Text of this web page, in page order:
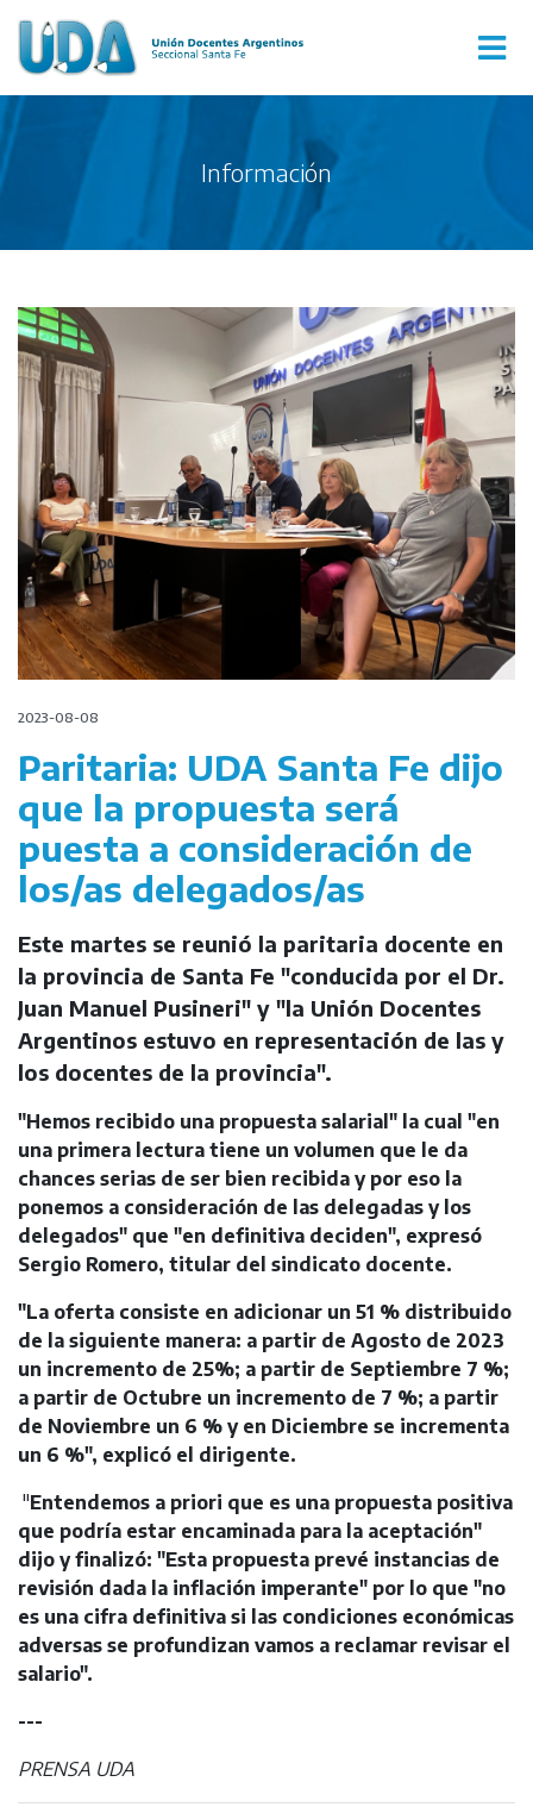
Información
2023-08-08
Paritaria: UDA Santa Fe dijo
que la propuesta será
puesta a consideración de
los/as delegados/as
Este martes se reunió la paritaria docente en
la provincia de Santa Fe "conducida por el Dr.
Juan Manuel Pusineri" y "la Unión Docentes
Argentinos estuvo en representación de las y
los docentes de la provincia".
"Hemos recibido una propuesta salarial" la cual "en
una primera lectura tiene un volumen que le da
chances serias de ser bien recibida y por eso la
ponemos a consideración de las delegadas y los
delegados" que "en definitiva deciden", expresó
Sergio Romero, titular del sindicato docente.
"La oferta consiste en adicionar un 51 % distribuido
de la siguiente manera: a partir de Agosto de 2023
un incremento de 25%; a partir de Septiembre 7 %;
a partir de Octubre un incremento de 7 %; a partir
de Noviembre un 6 % y en Diciembre se incrementa
un 6 %", explicó el dirigente.
"Entendemos a priori que es una propuesta positiva
que podría estar encaminada para la aceptación"
dijo y finalizó: "Esta propuesta prevé instancias de
revisión dada la inflación imperante" por lo que "no
es una cifra definitiva si las condiciones económicas
adversas se profundizan vamos a reclamar revisar el
salario".
---
PRENSA UDA